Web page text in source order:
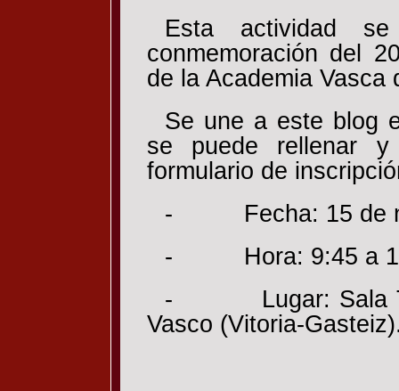
Esta actividad
conmemoración del
de la Academia Vasca
Se une a este blog
se puede rellenar y
formulario de
- Fecha: 15 de
- Hora: 9:45 a
- Lugar: Sala
Vasco (Vitoria-